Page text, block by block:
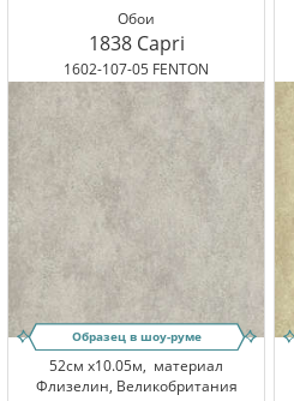
Обои
1838 Capri
1602-107-05 FENTON
Образец в шоу-руме
52см x10.05м, материал
Флизелин, Великобритания